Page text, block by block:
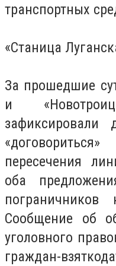
транспортных
«Станица
За прошедшие
и
зафиксировали
пересечения
оба
пограничников
Сообщение об
уголовного
граждан-